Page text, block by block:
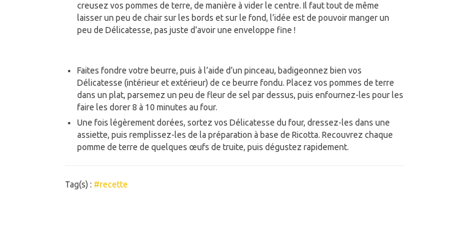
creusez vos pommes de terre, de manière à vider le centre. Il faut tout de même
laisser un peu de chair sur les bords et sur le fond, l’idée est de pouvoir manger un
peu de Délicatesse, pas juste d’avoir une enveloppe fine !
Faites fondre votre beurre, puis à l’aide d’un pinceau, badigeonnez bien vos
Délicatesse (intérieur et extérieur) de ce beurre fondu. Placez vos pommes de terre
dans un plat, parsemez un peu de fleur de sel par dessus, puis enfournez-les pour les
faire les dorer 8 à 10 minutes au four.
Une fois légèrement dorées, sortez vos Délicatesse du four, dressez-les dans une
assiette, puis remplissez-les de la préparation à base de Ricotta. Recouvrez chaque
pomme de terre de quelques œufs de truite, puis dégustez rapidement.
Tag(s) : #recette